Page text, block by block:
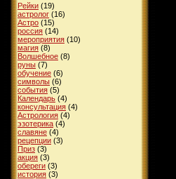
Рейки (19)
астролог (16)
Астро (15)
россия (14)
мероприятия (10)
магия (8)
Волшебное (8)
руны (7)
обучение (6)
символы (6)
события (5)
Календарь (4)
консультация (4)
Астрология (4)
эзотерика (4)
славяне (4)
рецепции (3)
Приз (3)
акция (3)
обереги (3)
история (3)